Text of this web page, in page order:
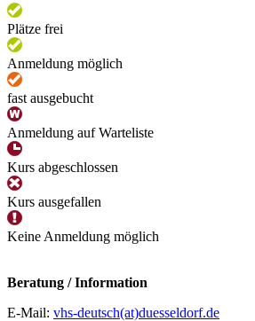
Plätze frei
Anmeldung möglich
fast ausgebucht
Anmeldung auf Warteliste
Kurs abgeschlossen
Kurs ausgefallen
Keine Anmeldung möglich
Beratung / Information
E-Mail: vhs-deutsch(at)duesseldorf.de